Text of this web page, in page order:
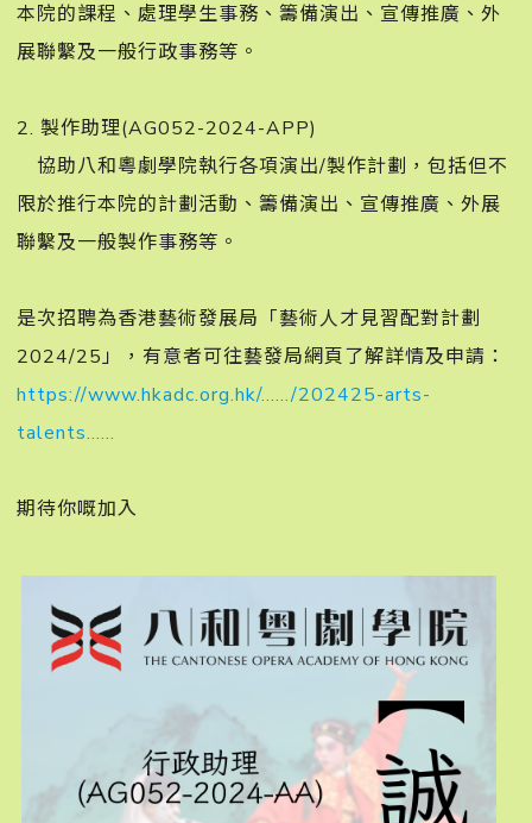
本院的課程、處理學生事務、籌備演出、宣傳推廣、外
展聯繫及一般行政事務等。󠀠
2. 製作助理(AG052-2024-APP)
協助八和粵劇學院執行各項演出/製作計劃，包括但不
限於推行本院的計劃活動、籌備演出、宣傳推廣、外展
聯繫及一般製作事務等。󠀠
是次招聘為香港藝術發展局「藝術人才見習配對計劃
2024/25」，有意者可往藝發局網頁了解詳情及申請：
https://www.hkadc.org.hk/……/202425-arts-
talents……
期待你嘅加入